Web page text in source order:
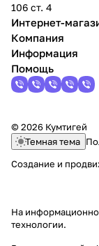
106 ст. 4
Интернет-
Компания
Информация
Помощь
© 2026 Кумтигей
Темная тема
Создание и
На
технологии.